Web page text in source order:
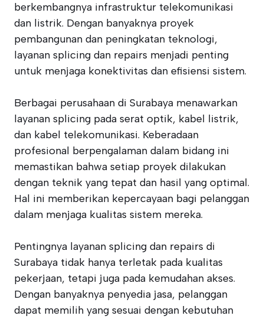
berkembangnya infrastruktur telekomunikasi
dan listrik. Dengan banyaknya proyek
pembangunan dan peningkatan teknologi,
layanan splicing dan repairs menjadi penting
untuk menjaga konektivitas dan efisiensi sistem.
Berbagai perusahaan di Surabaya menawarkan
layanan splicing pada serat optik, kabel listrik,
dan kabel telekomunikasi. Keberadaan
profesional berpengalaman dalam bidang ini
memastikan bahwa setiap proyek dilakukan
dengan teknik yang tepat dan hasil yang optimal.
Hal ini memberikan kepercayaan bagi pelanggan
dalam menjaga kualitas sistem mereka.
Pentingnya layanan splicing dan repairs di
Surabaya tidak hanya terletak pada kualitas
pekerjaan, tetapi juga pada kemudahan akses.
Dengan banyaknya penyedia jasa, pelanggan
dapat memilih yang sesuai dengan kebutuhan